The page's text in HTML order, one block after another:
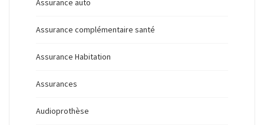
Assurance auto
Assurance complémentaire santé
Assurance Habitation
Assurances
Audioprothèse